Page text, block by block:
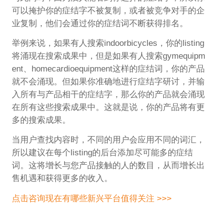
可以掩护你的症结字不被复制，或者被竞争对手的企
业复制，他们会通过你的症结词不断获得排名。
举例来说，如果有人搜索indoorbicycles，你的listing
将涌现在搜索成果中，但是如果有人搜索gymequipm
ent、homecardioequipment这样的症结词，你的产品
就不会涌现。但如果你准确地进行症结字研讨，并输
入所有与产品相干的症结字，那么你的产品就会涌现
在所有这些搜索成果中。这就是说，你的产品将有更
多的搜索成果。
当用户查找内容时，不同的用户会应用不同的词汇，
所以建议在每个listing的后台添加尽可能多的症结
词。这将增长与您产品接触的人的数目，从而增长出
售机遇和获得更多的收入。
点击咨询现在有哪些新兴平台值得关注 >>>